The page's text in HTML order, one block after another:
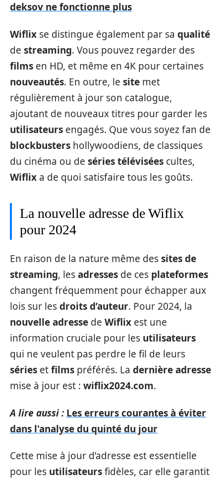
deksov ne fonctionne plus
Wiflix se distingue également par sa qualité
de streaming. Vous pouvez regarder des
films en HD, et même en 4K pour certaines
nouveautés. En outre, le site met
régulièrement à jour son catalogue,
ajoutant de nouveaux titres pour garder les
utilisateurs engagés. Que vous soyez fan de
blockbusters hollywoodiens, de classiques
du cinéma ou de séries télévisées cultes,
Wiflix a de quoi satisfaire tous les goûts.
La nouvelle adresse de Wiflix
pour 2024
En raison de la nature même dessites de
streaming, lesadresses de ces plateformes
changent fréquemment pour échapper aux
lois sur lesdroits d’auteur. Pour 2024, la
nouvelle adresse de Wiflix est une
information cruciale pour les utilisateurs
qui ne veulent pas perdre le fil de leurs
séries etfilms préférés. La dernière adresse
mise à jour est : wiflix2024.com.
A lire aussi : Les erreurs courantes à éviter
dans l'analyse du quinté du jour
Cette mise à jour d’adresse est essentielle
pour les utilisateursfidèles, car elle garantit